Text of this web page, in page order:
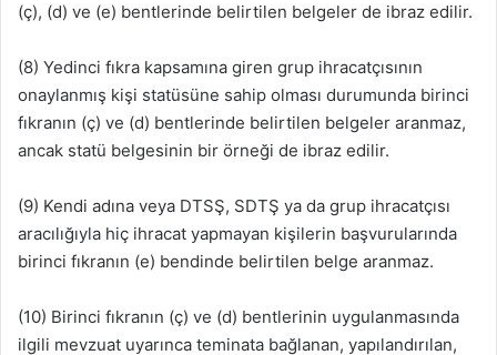
(ç), (d) ve (e) bentlerinde belirtilen belgeler de ibraz edilir.
(8) Yedinci fıkra kapsamına giren grup ihracatçısının
onaylanmış kişi statüsüne sahip olması durumunda birinci
fıkranın (ç) ve (d) bentlerinde belirtilen belgeler aranmaz,
ancak statü belgesinin bir örneği de ibraz edilir.
(9) Kendi adına veya DTSŞ, SDTŞ ya da grup ihracatçısı
aracılığıyla hiç ihracat yapmayan kişilerin başvurularında
birinci fıkranın (e) bendinde belirtilen belge aranmaz.
(10) Birinci fıkranın (ç) ve (d) bentlerinin uygulanmasında
ilgili mevzuat uyarınca teminata bağlanan, yapılandırılan,